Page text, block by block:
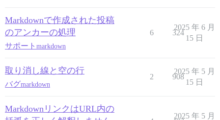
Markdownで作成された投稿
のアンカーの処理
サポート markdown
6 324
2025 年 6 月
15 日
取り消し線と空の行
バグmarkdown
2 908
2025 年 5 月
15 日
MarkdownリンクはURL内の
2025 年 5 月